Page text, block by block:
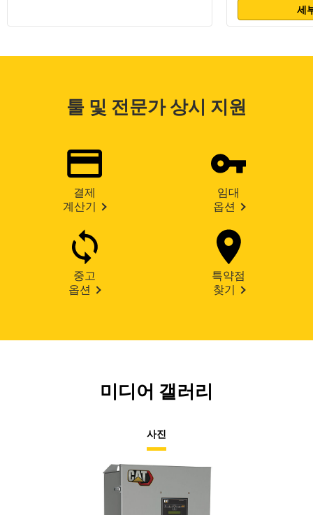
세
툴 및 전문가 상시 지원
결제
계산기
임대
옵션
중고
옵션
특약점
찾기
미디어 갤러리
사진